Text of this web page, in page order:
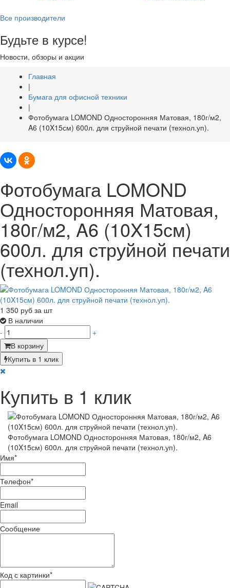
Все производители
Будьте в курсе!
Новости, обзоры и акции
Главная
|
Бумага для офисной техники
|
Фотобумага LOMOND Односторонняя Матовая, 180г/м2,
A6 (10X15см) 600л. для струйной печати (технол.уп).
Фотобумага LOMOND
Односторонняя Матовая,
180г/м2, A6 (10X15см)
600л. для струйной печати
(технол.уп).
1 350 руб за шт
В наличии
-
+
В корзину
Купить в 1 клик
Купить в 1 клик
Фотобумага LOMOND Односторонняя Матовая, 180г/м2, A6
(10X15см) 600л. для струйной печати (технол.уп).
Имя*
Телефон*
Email
Сообщение
Код с картинки*